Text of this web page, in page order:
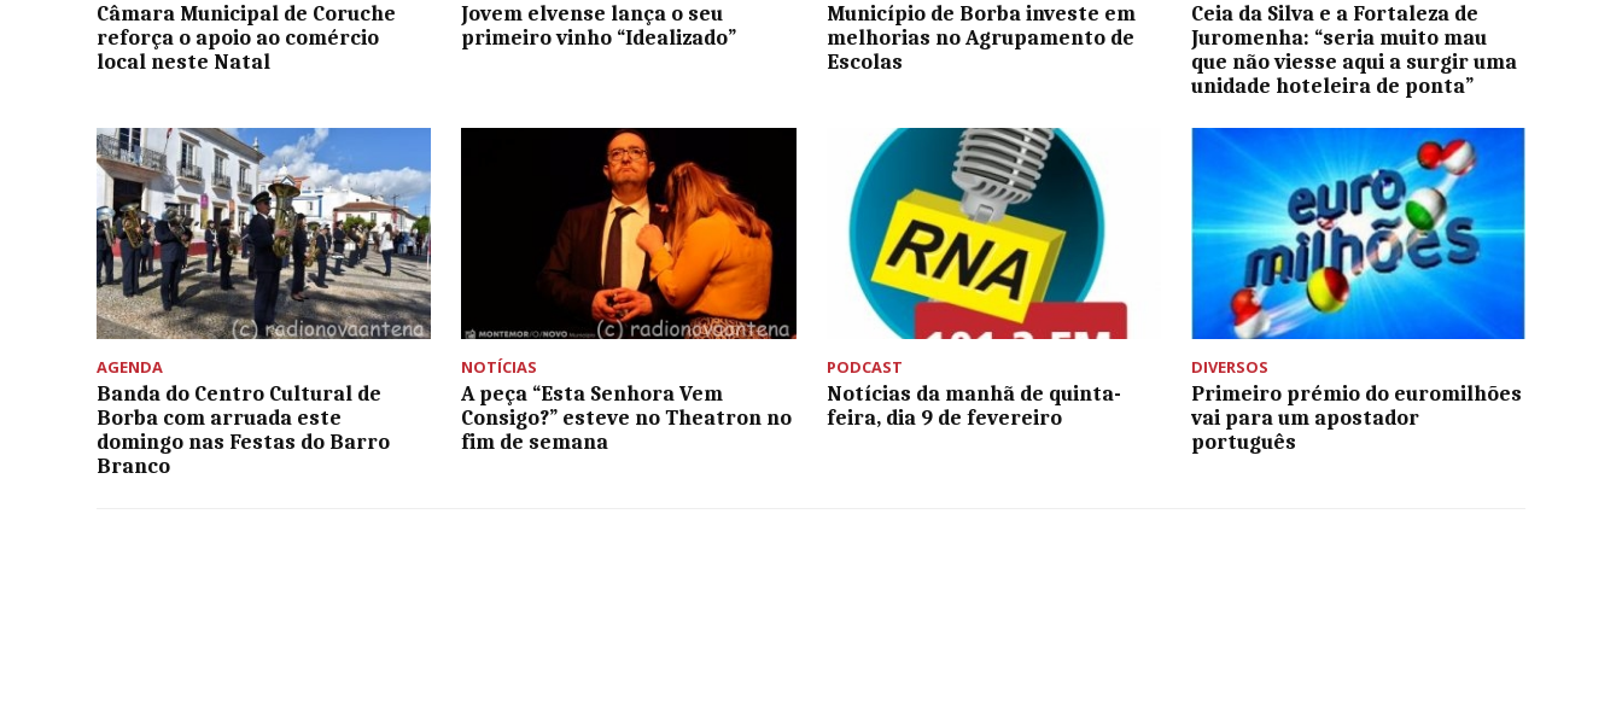
Câmara Municipal de Coruche
reforça o apoio ao comércio
local neste Natal
Jovem elvense lança o seu
primeiro vinho “Idealizado”
Município de Borba investe em
melhorias no Agrupamento de
Escolas
Ceia da Silva e a Fortaleza de
Juromenha: “seria muito mau
que não viesse aqui a surgir uma
unidade hoteleira de ponta”
AGENDA
Banda do Centro Cultural de
Borba com arruada este
domingo nas Festas do Barro
Branco
NOTÍCIAS
A peça “Esta Senhora Vem
Consigo?” esteve no Theatron no
fim de semana
PODCAST
Notícias da manhã de quinta-
feira, dia 9 de fevereiro
DIVERSOS
Primeiro prémio do euromilhões
vai para um apostador
português